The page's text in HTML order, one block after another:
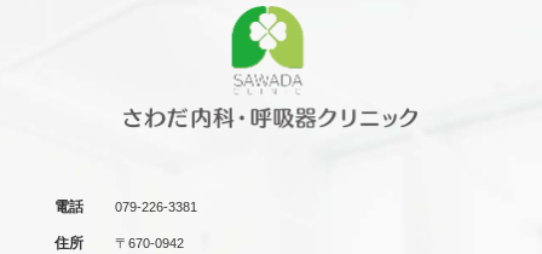
電話 079-226-3381
住所 〒670-0942